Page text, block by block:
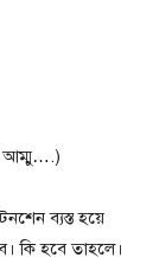
আম্মু….)
ব্যস্ত হয়ে
কি হবে তাহলে।